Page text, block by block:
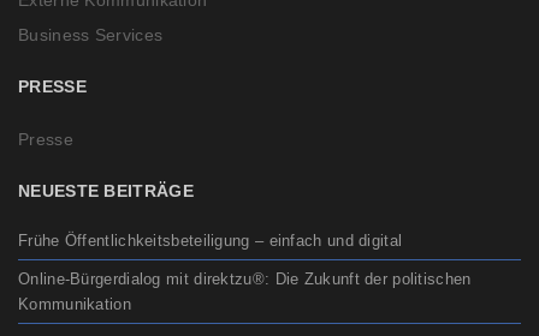
Business Services
PRESSE
Presse
NEUESTE BEITRÄGE
Frühe Öffentlichkeitsbeteiligung – einfach und digital
Online-Bürgerdialog mit direktzu®: Die Zukunft der politischen
Kommunikation